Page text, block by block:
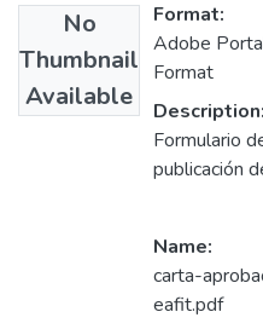
No
Thumbnail
Available
Format:
Adobe
Format
Description:
Formulario
publicación
Name:
carta-
eafit.pdf